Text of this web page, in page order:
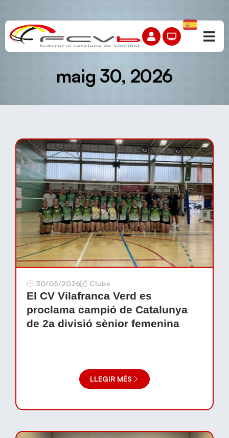
maig 30, 2026
30/05/2026 Clubs
El CV Vilafranca Verd es
proclama campió de Catalunya
de 2a divisió sènior femenina
LLEGIR MÉS